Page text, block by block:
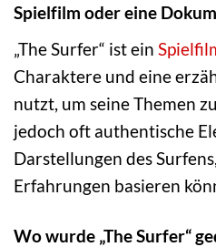
Spielfilm oder eine
„The Surfer“ ist ein
Charaktere und eine
nutzt, um seine Themen
jedoch oft authentische
Darstellungen des
Erfahrungen basieren
Wo wurde „The Surfer“